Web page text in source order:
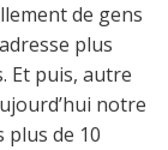
de gens
plus
Et puis, autre
notre
plus de 10